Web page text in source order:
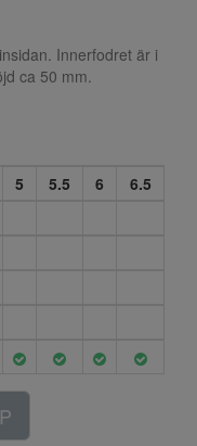
Innerfodret är i
ca 50 mm.
5 5.5 6
6.5